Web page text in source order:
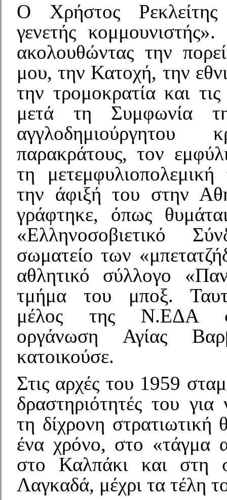
Ο Χρήστος
γενετής
ακολουθώντας την
μου, την Κατοχή, την
την τρομοκρατία και
μετά τη Συμφωνία
αγγλοδημιούργητου
παρακράτους, τον
τη
την άφιξή του στην
γράφτηκε, όπως
«Ελληνοσοβιετικό
σωματείο των
αθλητικό σύλλογο
τμήμα του μποξ.
μέλος της Ν.ΕΔΑ
οργάνωση Αγίας
κατοικούσε.
Στις αρχές του 1959
δραστηριότητές του για
τη δίχρονη στρατιωτική
ένα χρόνο, στο «τάγμα
στο Καλπάκι και στη
Λαγκαδά, μέχρι τα τέλη